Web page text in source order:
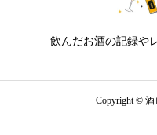
飲んだお酒の記録や
Copyright © 酒